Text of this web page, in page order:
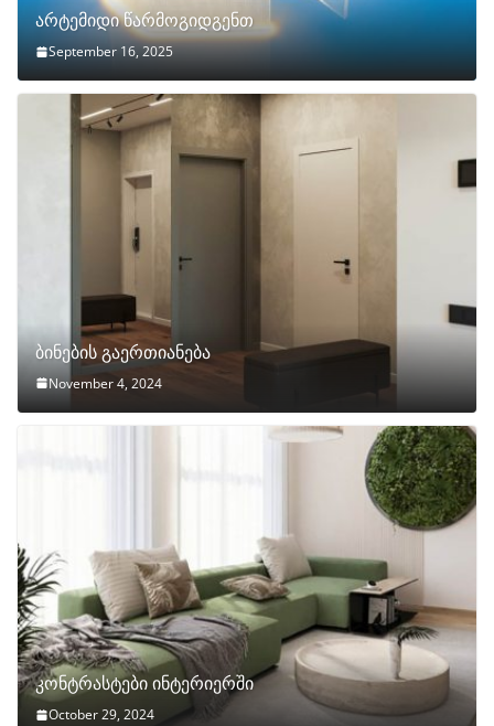
არტემიდი წარმოგიდგენთ
September 16, 2025
ბინების გაერთიანება
November 4, 2024
კონტრასტები ინტერიერში
October 29, 2024